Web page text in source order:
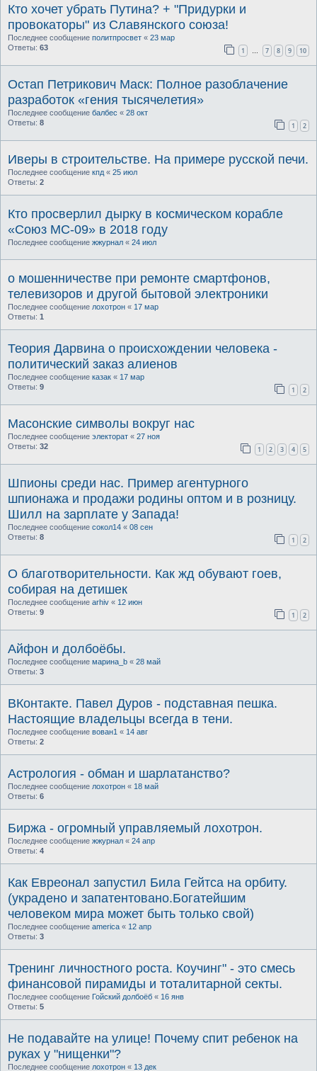
Кто хочет убрать Путина? + "Придурки и
провокаторы" из Славянского союза!
Последнее сообщение политпросвет « 23 мар
Ответы: 63 1 7 8 9 10
Остап Петрикович Маск: Полное разоблачение
разработок «гения тысячелетия»
Последнее сообщение балбес « 28 окт
Ответы: 8 1 2
Иверы в строительстве. На примере русской печи.
Последнее сообщение кпд « 25 июл
Ответы: 2
Кто просверлил дырку в космическом корабле
«Союз МС-09» в 2018 году
Последнее сообщение жжурнал « 24 июл
о мошенничестве при ремонте смартфонов,
телевизоров и другой бытовой электроники
Последнее сообщение лохотрон « 17 мар
Ответы: 1
Теория Дарвина о происхождении человека -
политический заказ алиенов
Последнее сообщение казак « 17 мар
Ответы: 9 1 2
Масонские символы вокруг нас
Последнее сообщение электорат « 27 ноя
Ответы: 32 1 2 3 4 5
Шпионы среди нас. Пример агентурного
шпионажа и продажи родины оптом и в розницу.
Шилл на зарплате у Запада!
Последнее сообщение сокол14 « 08 сен
Ответы: 8 1 2
О благотворительности. Как жд обувают гоев,
собирая на детишек
Последнее сообщение arhiv « 12 июн
Ответы: 9 1 2
Айфон и долбоёбы.
Последнее сообщение марина_b « 28 май
Ответы: 3
ВКонтакте. Павел Дуров - подставная пешка.
Настоящие владельцы всегда в тени.
Последнее сообщение вован1 « 14 авг
Ответы: 2
Астрология - обман и шарлатанство?
Последнее сообщение лохотрон « 18 май
Ответы: 6
Биржа - огромный управляемый лохотрон.
Последнее сообщение жжурнал « 24 апр
Ответы: 4
Как Евреонал запустил Била Гейтса на орбиту.
(украдено и запатентовано.Богатейшим
человеком мира может быть только свой)
Последнее сообщение america « 12 апр
Ответы: 3
Тренинг личностного роста. Коучинг" - это смесь
финансовой пирамиды и тоталитарной секты.
Последнее сообщение Гойский долбоёб « 16 янв
Ответы: 5
Не подавайте на улице! Почему спит ребенок на
руках у "нищенки"?
Последнее сообщение лохотрон « 13 дек